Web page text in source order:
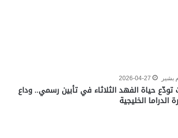
بشير 2026-04-27
تودّع حياة الفهد الثلاثاء في تأبين رسمي.. وداع
الدراما الخليجية